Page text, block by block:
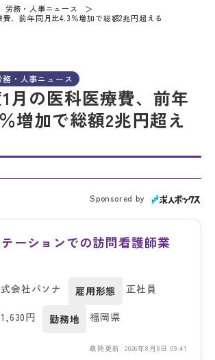
労務・人事ニュース
、前年同月比4.3％増加で総額2兆円超える
務・人事ニュース
月の医科医療費、前年
増加で総額2兆円超え
Sponsored by
ーションでの訪問看護師業
会社パソナ 雇用形態 正社員
円 勤務地 福岡県
最終更新: 2026年8月8日 09:41